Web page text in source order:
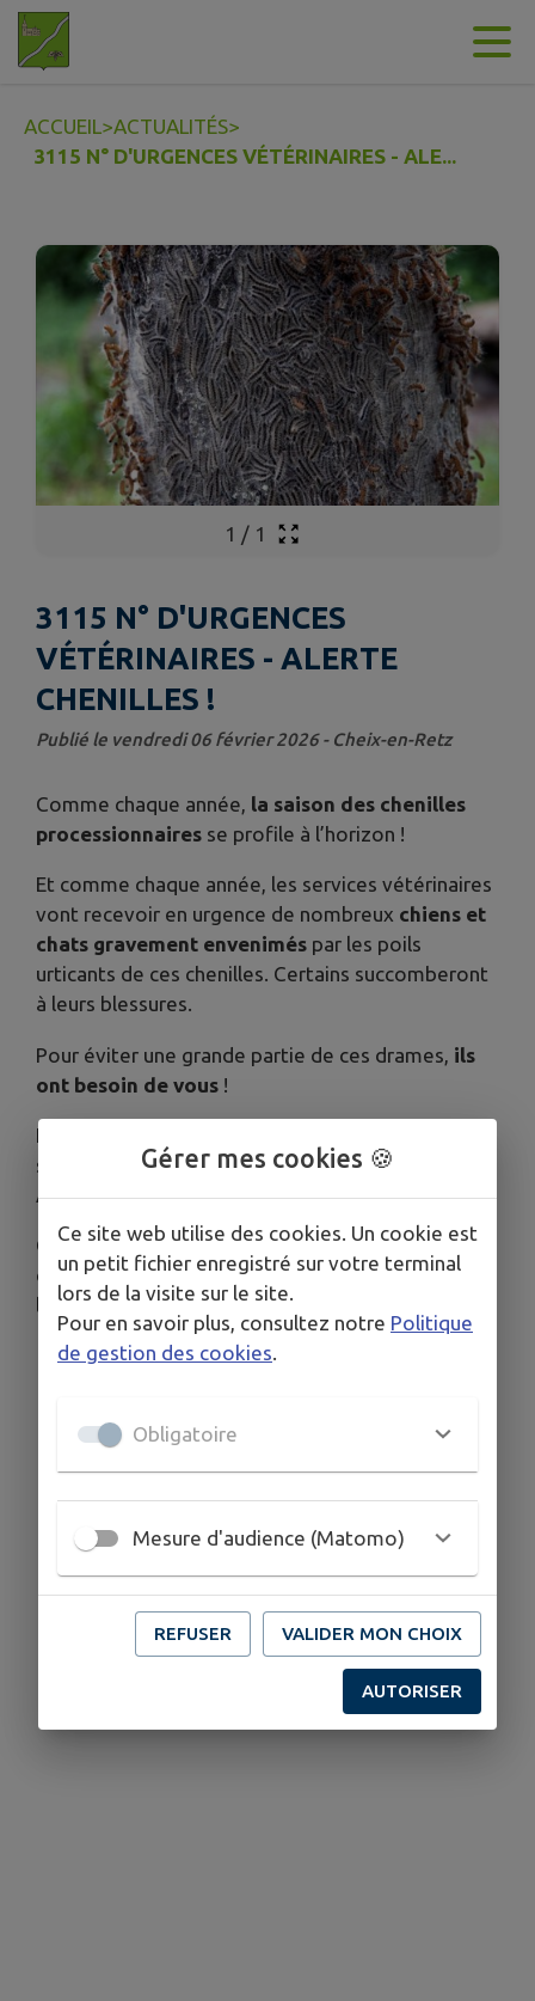
Contenu
ACCUEIL>ACTUALITÉS>
3115 N° D'URGENCES VÉTÉRINAIRES - ALE...
1 / 1
3115 N° D'URGENCES
VÉTÉRINAIRES - ALERTE
CHENILLES !
Publié le vendredi 06 février 2026 - Cheix-en-Retz
Comme chaque année, la saison des chenilles
processionnaires se profile à l’horizon !
Et comme chaque année, les services vétérinaires
vont recevoir en urgence de nombreux chiens et
chats gravement envenimés par les poils
urticants de ces chenilles. Certains succomberont
à leurs blessures.
Pour éviter une grande partie de ces drames, ils
ont besoin de vous !
Les équipes du 3115 ont développé un outil de
signalement en ligne, simple, rapide et efficace :
Alerte Chenilles!
Ces signalements permettent aussi aux équipes
d’urgence d’affiner leur diagnostic en cas de
lésions suspectes.
Lien vers l’outil:Alerte Chenilles
Gérer mes cookies 🍪
Ce site web utilise des cookies. Un cookie est
un petit fichier enregistré sur votre terminal
lors de la visite sur le site.
Pour en savoir plus, consultez notre Politique
de gestion des cookies
Obligatoire
Mesure d'audience (Matomo)
REFUSER VALIDER MON CHOIX
AUTORISER